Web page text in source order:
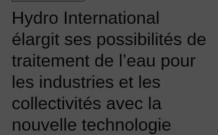
Hydro International
élargit ses possibilités de
traitement de l’eau pour
les industries et les
collectivités avec la
nouvelle technologie